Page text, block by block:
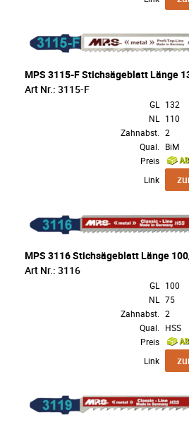
MPS 3115-F Stichsägeblatt Länge
Art Nr.: 3115-F
GL 132
NL 110
Zahnabst. 2
Qual.
BiM
Preis
Link
MPS 3116 Stichsägeblatt Länge
Art Nr.: 3116
GL 100
NL 75
Zahnabst. 2
Qual.
HSS
Preis
Link